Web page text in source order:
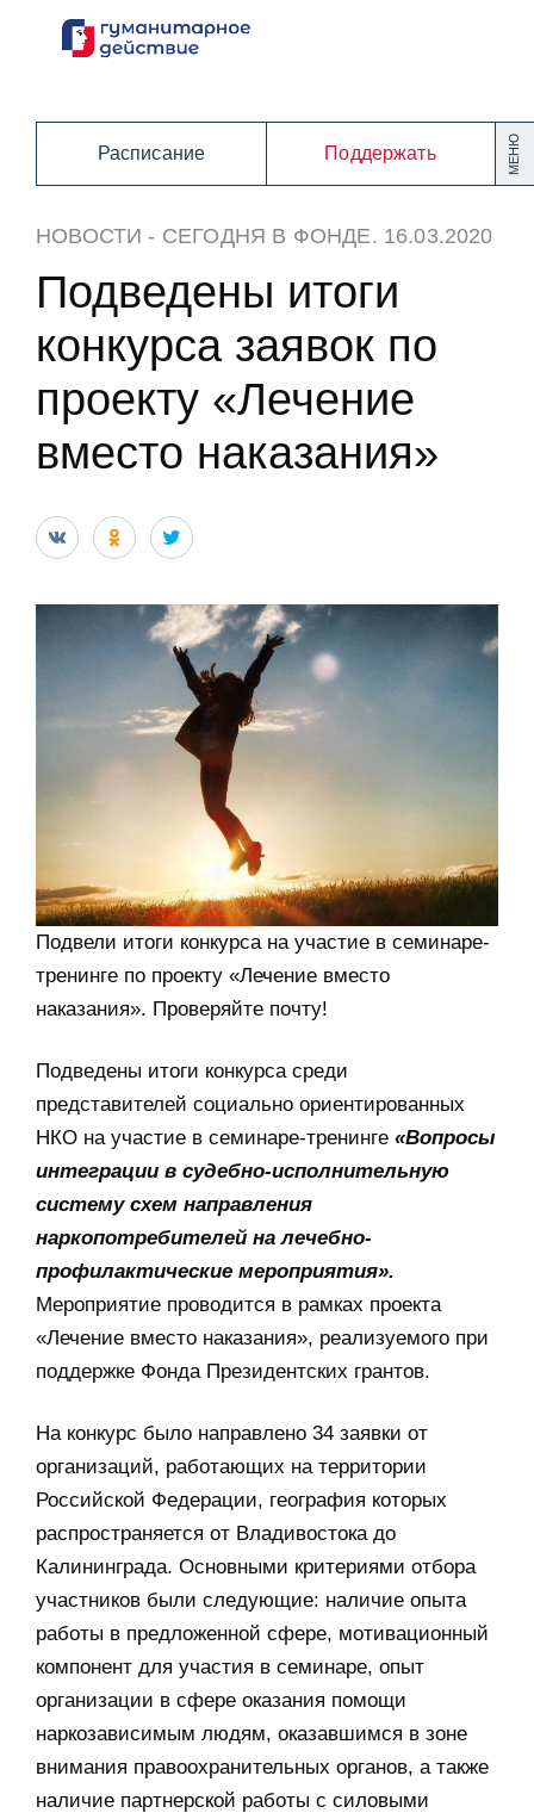
Перейти
МЕНЮ
Расписание Поддержать
НОВОСТИ - СЕГОДНЯ В ФОНДЕ. 16.03.2020
Подведены итоги
конкурса заявок по
проекту «Лечение
вместо наказания»
Подвели итоги конкурса на участие в семинаре-
тренинге по проекту «Лечение вместо
наказания». Проверяйте почту!
Подведены итоги конкурса среди
представителей социально ориентированных
НКО на участие в семинаре-тренинге «Вопросы
интеграции в судебно-исполнительную
систему схем направления
наркопотребителей на лечебно-
профилактические мероприятия».
Мероприятие проводится в рамках проекта
«Лечение вместо наказания», реализуемого при
поддержке Фонда Президентских грантов.
На конкурс было направлено 34 заявки от
организаций, работающих на территории
Российской Федерации, география которых
распространяется от Владивостока до
Калининграда. Основными критериями отбора
участников были следующие: наличие опыта
работы в предложенной сфере, мотивационный
компонент для участия в семинаре, опыт
организации в сфере оказания помощи
наркозависимым людям, оказавшимся в зоне
внимания правоохранительных органов, а также
наличие партнерской работы с силовыми